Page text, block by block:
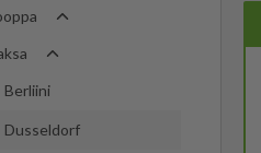
Berliini
Dusseldorf